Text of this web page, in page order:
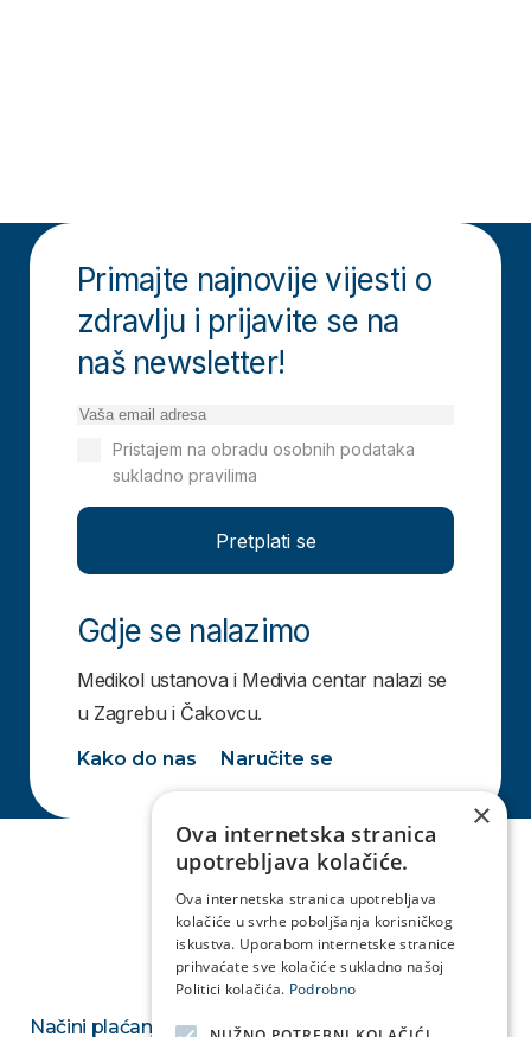
Primajte najnovije vijesti o
zdravlju i prijavite se na
naš newsletter!
Pretplati se
Pristajem na obradu osobnih podataka
sukladno pravilima
Gdje se nalazimo
Medikol ustanova i Medivia centar nalazi se
u Zagrebu i Čakovcu.
Kako do nas Naručite se
Načini plaćanja
×
Ova internetska stranica
upotrebljava kolačiće.
Ova internetska stranica upotrebljava
kolačiće u svrhe poboljšanja korisničkog
iskustva. Uporabom internetske stranice
prihvaćate sve kolačiće sukladno našoj
Politici kolačića. Podrobno